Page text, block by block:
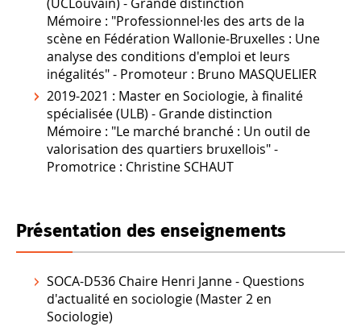
Mémoire : "Professionnel·les des arts de la
scène en Fédération Wallonie-Bruxelles : Une
analyse des conditions d'emploi et leurs
inégalités" - Promoteur : Bruno MASQUELIER
2019-2021 : Master en Sociologie, à finalité
spécialisée (ULB) - Grande distinction
Mémoire : "Le marché branché : Un outil de
valorisation des quartiers bruxellois"-
Promotrice : Christine SCHAUT
Présentation des enseignements
SOCA-D536 Chaire Henri Janne - Questions
d'actualité en sociologie (Master 2 en
Sociologie)